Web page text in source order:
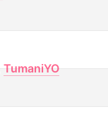
TumaniYO